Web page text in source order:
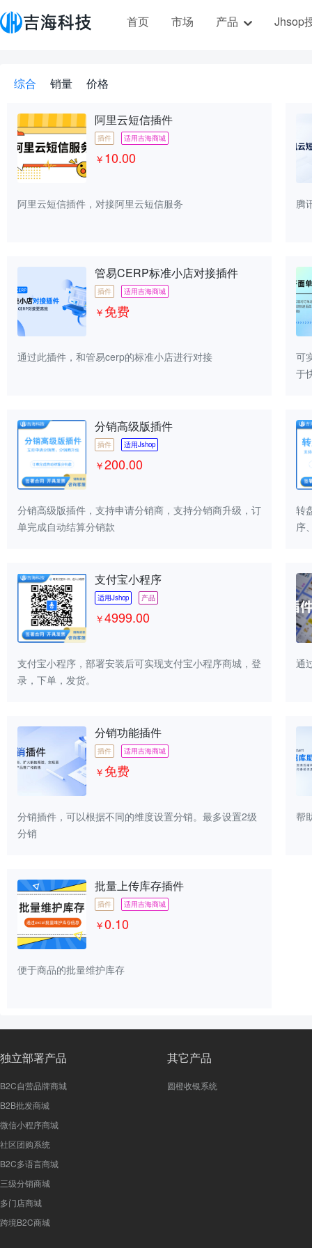
首页 市场 产品 Jhsop
综合 销量 价格
阿里云短信插件
插件 适用吉海商城
￥ 10.00
阿里云短信插件，对接阿里云短信服务 腾
管易CERP标准小店对接插件
插件 适用吉海商城
￥ 免费
通过此插件，和管易cerp的标准小店进行对接
可
于
分销高级版插件
插件 适用Jshop
￥200.00
分销高级版插件，支持申请分销商，支持分销商升级，订
单完成自动结算分销款
转
序
支付宝小程序
适用Jshop 产品
￥4999.00
支付宝小程序，部署安装后可实现支付宝小程序商城，登
录，下单，发货。
通
分销功能插件
插件 适用吉海商城
￥ 免费
分销插件，可以根据不同的维度设置分销。最多设置2级
分销
帮
批量上传库存插件
插件 适用吉海商城
￥0.10
便于商品的批量维护库存
独立部署产品
B2C自营品牌商城
B2B批发商城
微信小程序商城
社区团购系统
B2C多语言商城
三级分销商城
多门店商城
跨境B2C商城
其它产品
圆橙收银系统